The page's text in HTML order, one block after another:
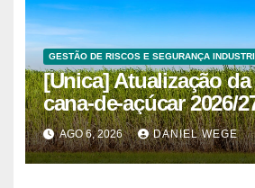
GESTÃO DE RISCOS E SEGURANÇA
[Unica] Atualização da
cana-de-açúcar 2026/
quinzenas de junho
AGO 6, 2026 DANIEL WEGE